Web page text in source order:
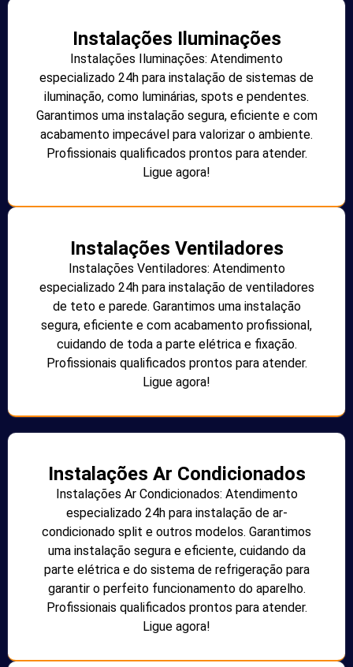
Instalações Iluminações
Instalações Iluminações: Atendimento
especializado 24h para instalação de sistemas de
iluminação, como luminárias, spots e pendentes.
Garantimos uma instalação segura, eficiente e com
acabamento impecável para valorizar o ambiente.
Profissionais qualificados prontos para atender.
Ligue agora!
Instalações Ventiladores
Instalações Ventiladores: Atendimento
especializado 24h para instalação de ventiladores
de teto e parede. Garantimos uma instalação
segura, eficiente e com acabamento profissional,
cuidando de toda a parte elétrica e fixação.
Profissionais qualificados prontos para atender.
Ligue agora!
Instalações Ar Condicionados
Instalações Ar Condicionados: Atendimento
especializado 24h para instalação de ar-
condicionado split e outros modelos. Garantimos
uma instalação segura e eficiente, cuidando da
parte elétrica e do sistema de refrigeração para
garantir o perfeito funcionamento do aparelho.
Profissionais qualificados prontos para atender.
Ligue agora!